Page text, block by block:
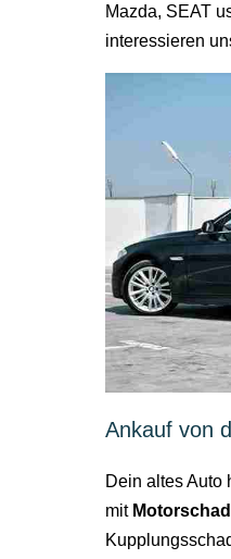
Mazda, SEAT
interessieren
Ankauf von
Dein altes Auto
mit